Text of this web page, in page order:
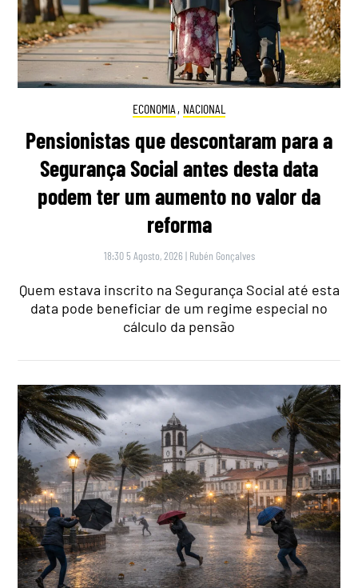
ECONOMIA , NACIONAL
Pensionistas que descontaram para a
Segurança Social antes desta data
podem ter um aumento no valor da
reforma
18:30 5 Agosto, 2026 | Rubén Gonçalves
Quem estava inscrito na Segurança Social até esta
data pode beneficiar de um regime especial no
cálculo da pensão